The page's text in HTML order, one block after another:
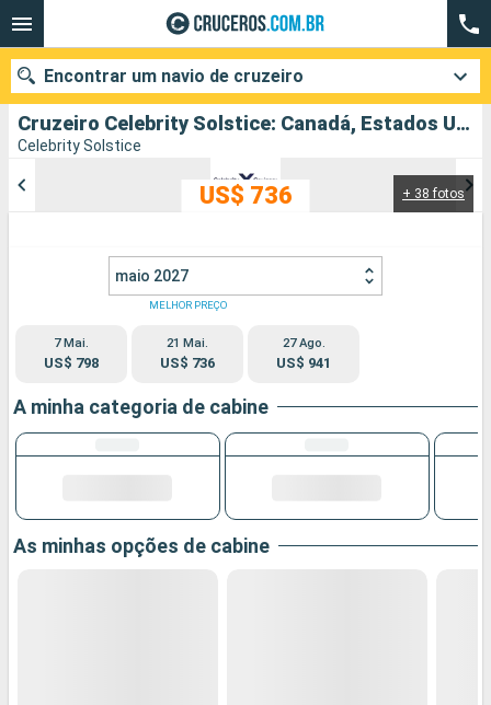
Cruzeiro Celebrity Solstice: Canadá, Estados Unidos partindo de Vancouver
Celebrity Solstice
+ 38 fotos
US$ 736
maio 2027
7 Mai.
US$ 798
MELHOR PREÇO
21 Mai.
US$ 736
27 Ago.
US$ 941
A minha categoria de cabine
As minhas opções de cabine
Encontrar um navio de cruzeiro
Companhias
Pesquisar